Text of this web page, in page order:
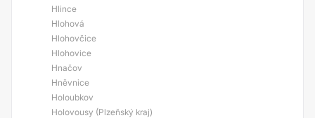
Hlince
Hlohová
Hlohovčice
Hlohovice
Hnačov
Hněvnice
Holoubkov
Holovousy (Plzeňský kraj)